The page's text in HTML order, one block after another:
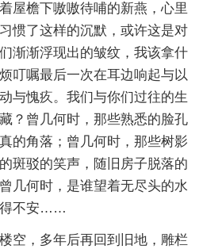
屋檐下嗷嗷待哺的新燕，心里
惯了这样的沉默，或许这是对
渐渐浮现出的皱纹，我该拿什
叮嘱最后一次在耳边响起与以
与愧疚。我们与你们过往的生
？曾几何时，那些熟悉的脸孔
的角落；曾几何时，那些树影
斑驳的笑声，随旧房子脱落的
几何时，是谁望着无尽头的水
得不安……
空，多年后再回到旧地，雕栏